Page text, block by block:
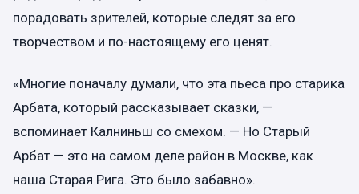
порадовать зрителей, которые следят за его
творчеством и по-настоящему его ценят.
«Многие поначалу думали, что эта пьеса про старика
Арбата, который рассказывает сказки, —
вспоминает Калниньш со смехом. — Но Старый
Арбат — это на самом деле район в Москве, как
наша Старая Рига. Это было забавно».